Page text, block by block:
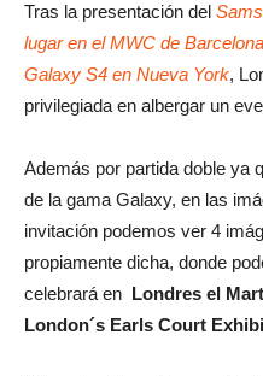
Tras la presentación del
lugar en el MWC de Barcelona
Galaxy S4 en Nueva York,
privilegiada en albergar un
Además por partida doble ya
de la gama Galaxy, en las
invitación podemos ver 4
propiamente dicha, donde
celebrará en Londres el
London´s Earls Court